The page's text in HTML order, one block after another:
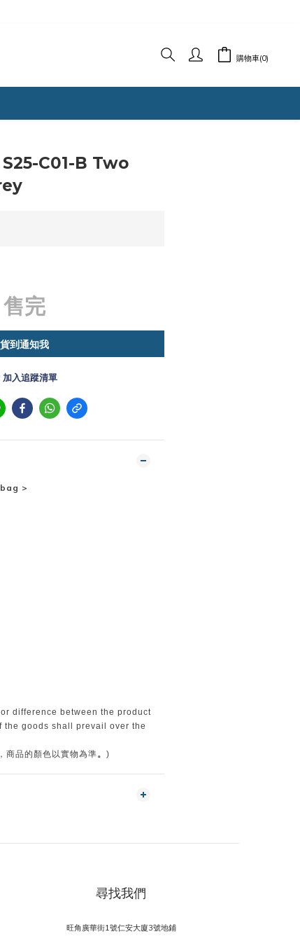
購物車(0)
C01-B Two
售完
貨到通知我
加入追蹤清單
>
difference between the product
the goods shall prevail over the
商品的顏色以實物為準。 )
尋找我們
旺角廣華街1號仁安大廈3號地鋪